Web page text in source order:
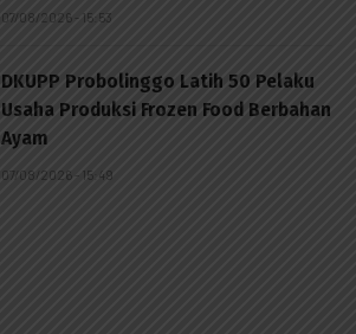
07/08/2026 - 15:53
DKUPP Probolinggo Latih 50 Pelaku
Usaha Produksi Frozen Food Berbahan
Ayam
07/08/2026 - 15:49